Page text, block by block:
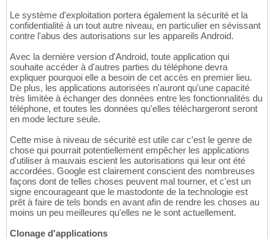
Le système d'exploitation portera également la sécurité et la
confidentialité à un tout autre niveau, en particulier en sévissant
contre l'abus des autorisations sur les appareils Android.
Avec la dernière version d'Android, toute application qui
souhaite accéder à d'autres parties du téléphone devra
expliquer pourquoi elle a besoin de cet accès en premier lieu.
De plus, les applications autorisées n'auront qu'une capacité
très limitée à échanger des données entre les fonctionnalités du
téléphone, et toutes les données qu'elles téléchargeront seront
en mode lecture seule.
Cette mise à niveau de sécurité est utile car c'est le genre de
chose qui pourrait potentiellement empêcher les applications
d'utiliser à mauvais escient les autorisations qui leur ont été
accordées. Google est clairement conscient des nombreuses
façons dont de telles choses peuvent mal tourner, et c'est un
signe encourageant que le mastodonte de la technologie est
prêt à faire de tels bonds en avant afin de rendre les choses au
moins un peu meilleures qu'elles ne le sont actuellement.
Clonage d'applications